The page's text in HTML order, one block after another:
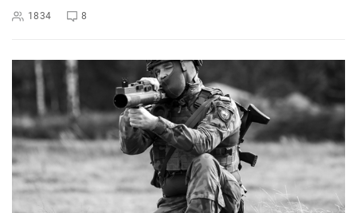
1834 8